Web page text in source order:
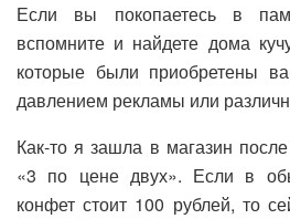
Если вы покопаетесь в
вспомните и найдете дома
которые были приобретены
давлением рекламы или
Как-то я зашла в магазин
«3 по цене двух». Если в
конфет стоит 100 рублей, то